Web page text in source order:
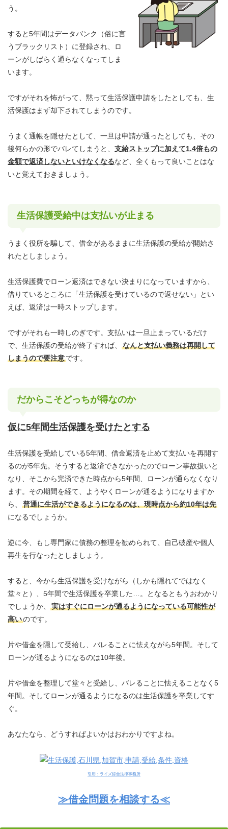
う。
すると5年間はデータバンク（俗に言
うブラックリスト）に登録され、ロ
ーンがしばらく通らなくなってしま
います。
ですがそれを怖がって、黙って生活保護申請をしたとしても、生
活保護はまず却下されてしまうのです。
うまく通帳を隠せたとして、一旦は申請が通ったとしても、その
後何らかの形でバレてしまうと、 支給ストップに加えて1.4倍もの
金額で返済しないといけなくなるなど、全くもって良いことはな
いと覚えておきましょう。
生活保護受給中は支払いが止まる
うまく役所を騙して、借金があるままに生活保護の受給が開始さ
れたとしましょう。
生活保護費でローン返済はできない決まりになっていますから、
借りているところに「生活保護を受けているので返せない」とい
えば、返済は一時ストップします。
ですがそれも一時しのぎです。支払いは一旦止まっているだけ
で、生活保護の受給が終了すれば、
なんと支払い義務は再開して
しまうので要注意です。
だからこそどっちが得なのか
仮に5年間生活保護を受けたとする
生活保護を受給している5年間、借金返済を止めて支払いを再開す
るのが5年先。そうすると返済できなかったのでローン事故扱いと
なり、そこから完済できた時点から5年間、ローンが通らなくなり
ます。その期間を経て、ようやくローンが通るようになりますか
ら、
普通に生活ができるようになるのは、現時点から約10年は先
になるでしょうか。
逆に今、もし専門家に債務の整理を勧められて、自己破産や個人
再生を行なったとしましょう。
すると、今から生活保護を受けながら（しかも隠れてではなく
堂々と）、5年間で生活保護を卒業した…。となるともうおわかり
でしょうか、
実はすぐにローンが通るようになっている可能性が
高いのです。
片や借金を隠して受給し、バレることに怯えながら5年間。そして
ローンが通るようになるのは10年後。
片や借金を整理して堂々と受給し、バレることに怯えることなく5
年間。そしてローンが通るようになるのは生活保護を卒業してす
ぐ。
あなたなら、どうすればよいかはおわかりですよね。
引用：ライズ綜合法律事務所
≫借金問題を相談する≪